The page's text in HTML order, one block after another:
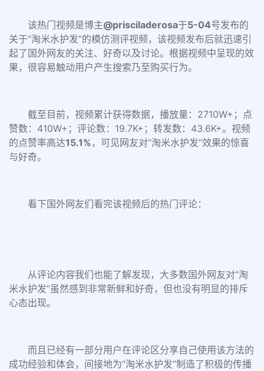
该热门视频是博主@prisciladerosa于5-04号发布的
关于“淘米水护发”的模仿测评视频，该视频发布后就迅速引
起了国外网友的关注、好奇以及讨论。根据视频中呈现的效
果，很容易触动用户产生搜索乃至购买行为。
截至目前，视频累计获得数据，播放量：2710W+；点
赞数：410W+；评论数：19.7K+；转发数：43.6K+。视频
的点赞率高达15.1% ，可见网友对“淘米水护发”效果的惊喜
与好奇。
看下国外网友们看完该视频后的热门评论：
从评论内容我们也能了解发现，大多数国外网友对“淘
米水护发”虽然感到非常新鲜和好奇，但也没有明显的排斥
心态出现。
而且已经有一部分用户在评论区分享自己使用该方法的
成功经验和体会，间接地为“淘米水护发”制造了积极的传播